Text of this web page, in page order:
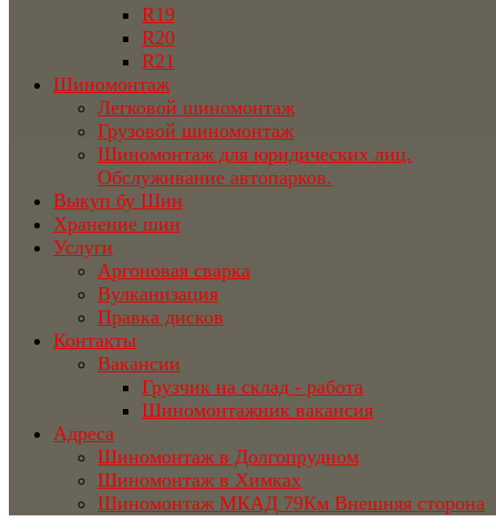
R19
R20
R21
Шиномонтаж
Легковой шиномонтаж
Грузовой шиномонтаж
Шиномонтаж для юридических лиц.
Обслуживание автопарков.
Выкуп бу Шин
Хранение шин
Услуги
Аргоновая сварка
Вулканизация
Правка дисков
Контакты
Вакансии
Грузчик на склад - работа
Шиномонтажник вакансия
Адреса
Шиномонтаж в Долгопрудном
Шиномонтаж в Химках
Шиномонтаж МКАД 79Км Внешняя сторона